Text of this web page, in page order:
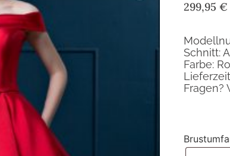
299,95 €
Schnitt:
Farbe:
Fragen?